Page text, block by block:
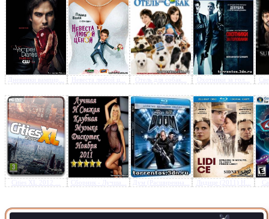
Предлагаем скачать
Повелитель бури (2008)
720p»
Дневники вампир... Невеста любой ц... Отель для собак... Охотники за гол...
Cities XL 2012 ... Сборник - Лучша... Дум (Расширенна... Лидице (2011) H...